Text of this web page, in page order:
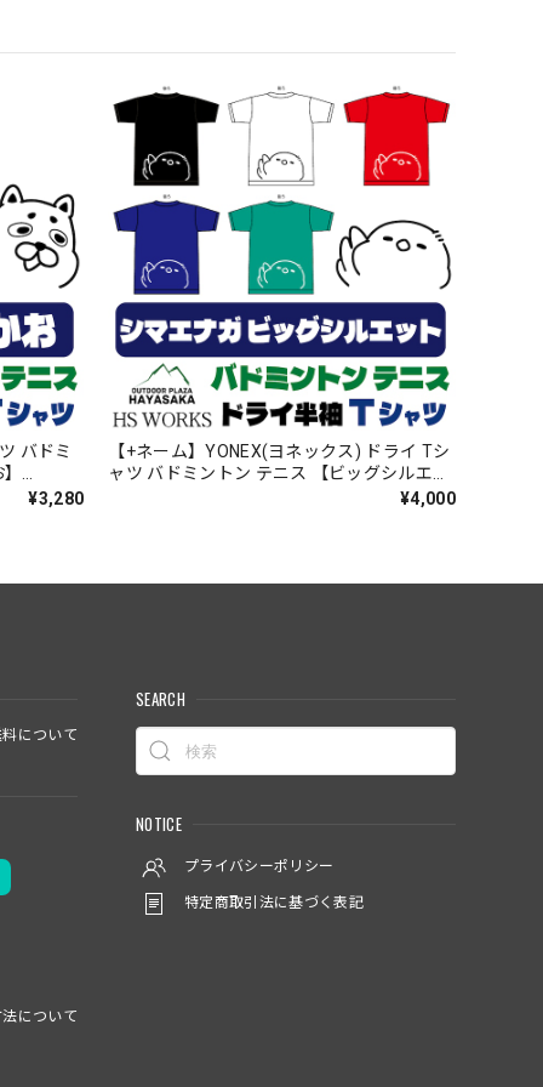
バドミ
¥3,280
【+ネーム】YONEX(ヨネックス) ドライ Tシ
ャツ バドミントン テニス 【ビッグシルエッ
ト】【シマエナガのかお】【16500】【送料
¥4,000
について
について
SEARCH
NOTICE
プライバシーポリシー
特定商取引法に基づく表記